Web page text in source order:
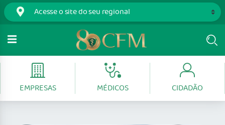
EMPRESAS MÉDICOS CIDADÃO